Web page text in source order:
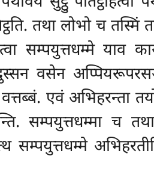
तथा लोभो च तस्मिं
सम्पयुत्तधम्मे याव
वसेन
वत्तब्बं. एवं अभिहरन्ता
सम्पयुत्तधम्मा च
सम्पयुत्तधम्मे